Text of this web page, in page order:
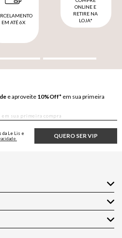
EM ATÉ 6X
ONLINE E
RETIRE NA
LOJA*
e aproveite 10%Off* em sua primeira
QUERO SER VIP
da Le Lis e